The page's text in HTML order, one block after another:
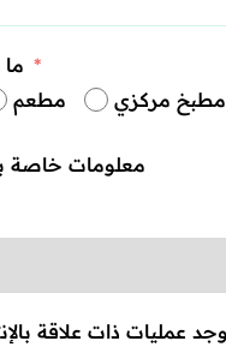
مطعم مطبخ مركزي
معلومات خاصة